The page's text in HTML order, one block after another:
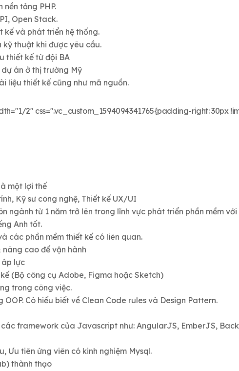
tảng PHP.
Open Stack.
kế và phát triển hệ thống.
thuật khi được yêu cầu.
thiết kế từ đội BA
án ở thị trường Mỹ
liệu thiết kế cũng như mã nguồn.
2" css=".vc_custom_1594094341765{padding-right: 30px
một lợi thế
Kỹ sư công nghệ, Thiết kế UX/UI
ngành từ 1 năm trở lên trong lĩnh vực phát triển phần mềm
Anh tốt.
các phần mềm thiết kế có liên quan.
cao để vận hành
áp lực
(Bộ công cụ Adobe, Figma hoặc Sketch)
trong công việc.
Có hiểu biết về Clean Code rules và Design Pattern.
framework của Javascript như: AngularJS, EmberJS,
Ưu tiên ứng viên có kinh nghiệm Mysql.
thành thạo